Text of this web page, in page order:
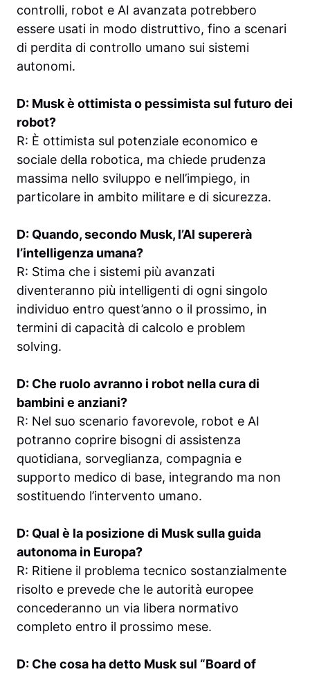
controlli, robot e AI avanzata potrebbero
essere usati in modo distruttivo, fino a scenari
di perdita di controllo umano sui sistemi
autonomi.
D: Musk è ottimista o pessimista sul futuro dei
robot?
R: È ottimista sul potenziale economico e
sociale della robotica, ma chiede prudenza
massima nello sviluppo e nell’impiego, in
particolare in ambito militare e di sicurezza.
D: Quando, secondo Musk, l’AI supererà
l’intelligenza umana?
R: Stima che i sistemi più avanzati
diventeranno più intelligenti di ogni singolo
individuo entro quest’anno o il prossimo, in
termini di capacità di calcolo e problem
solving.
D: Che ruolo avranno i robot nella cura di
bambini e anziani?
R: Nel suo scenario favorevole, robot e AI
potranno coprire bisogni di assistenza
quotidiana, sorveglianza, compagnia e
supporto medico di base, integrando ma non
sostituendo l’intervento umano.
D: Qual è la posizione di Musk sulla guida
autonoma in Europa?
R: Ritiene il problema tecnico sostanzialmente
risolto e prevede che le autorità europee
concederanno un via libera normativo
completo entro il prossimo mese.
D: Che cosa ha detto Musk sul “Board of